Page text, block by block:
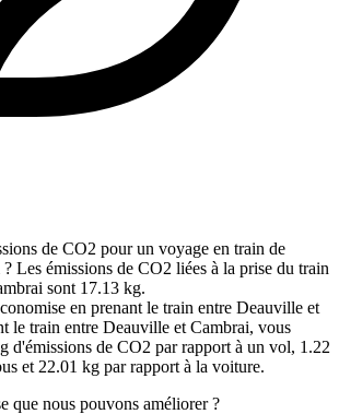
de CO2 pour un voyage en train de
? Les émissions de CO2 liées à la prise du train
sont 17.13 kg.
en prenant le train entre Deauville et
le train entre Deauville et Cambrai, vous
d'émissions de CO2 par rapport à un vol, 1.22
et 22.01 kg par rapport à la voiture.
que nous pouvons améliorer ?